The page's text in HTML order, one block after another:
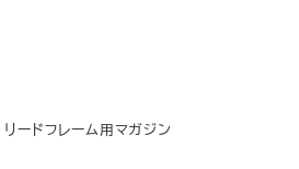
リードフレーム用マガジン